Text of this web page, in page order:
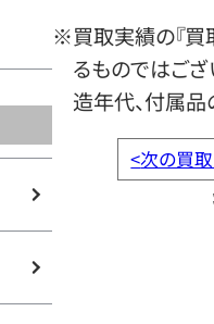
※買取実績の『買
るものではござ
造年代、付属品
<次の買